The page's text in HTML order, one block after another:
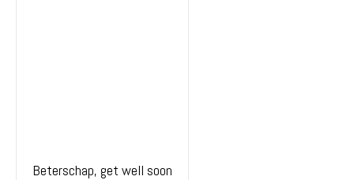
Beterschap, get well soon